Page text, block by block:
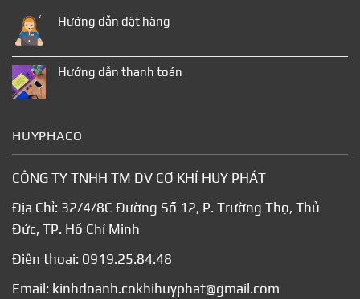
Hướng dẫn đặt hàng
Hướng dẫn thanh toán
HUYPHACO
CÔNG TY TNHH TM DV CƠ KHÍ HUY PHÁT
Địa Chỉ: 32/4/8C Đường Số 12, P. Trường Thọ, Thủ
Đức, TP. Hồ Chí Minh
Điện thoại: 0919.25.84.48
Email: kinhdoanh.cokhihuyphat@gmail.com